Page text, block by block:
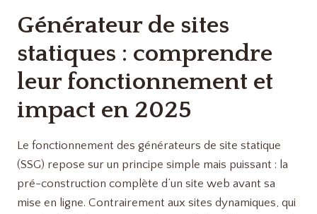
Générateur de sites
statiques : comprendre
leur fonctionnement et
impact en 2025
Le fonctionnement des générateurs de site statique
(SSG) repose sur un principe simple mais puissant : la
pré-construction complète d’un site web avant sa
mise en ligne. Contrairement aux sites dynamiques, qui